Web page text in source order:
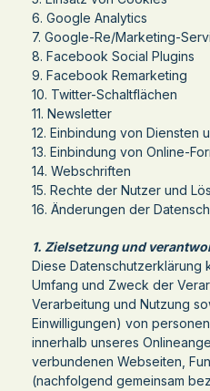
6. Google Analytics
7. Google-Re/Marketing-
8. Facebook Social Plugins
9. Facebook Remarketing
10. Twitter-Schaltflächen
11. Newsletter
12. Einbindung von Diensten
13. Einbindung von Online-
14. Webschriften
15. Rechte der Nutzer und
16. Änderungen der
1. Zielsetzung und
Diese Datenschutzerklärung
Umfang und Zweck der
Verarbeitung und Nutzung
Einwilligungen) von
innerhalb unseres
verbundenen Webseiten,
(nachfolgend gemeinsam